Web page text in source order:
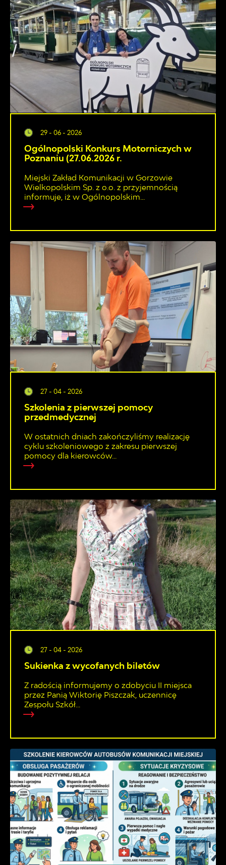
29 - 06 - 2026
Ogólnopolski Konkurs Motorniczych w
Poznaniu (27.06.2026 r.
Miejski Zakład Komunikacji w Gorzowie
Wielkopolskim Sp. z o.o. z przyjemnością
informuje, iż w Ogólnopolskim...
27 - 04 - 2026
Szkolenia z pierwszej pomocy
przedmedycznej
W ostatnich dniach zakończyliśmy realizację
cyklu szkoleniowego z zakresu pierwszej
pomocy dla kierowców...
27 - 04 - 2026
Sukienka z wycofanych biletów
Z radością informujemy o zdobyciu II miejsca
przez Panią Wiktorię Piszczak, uczennicę
Zespołu Szkół...